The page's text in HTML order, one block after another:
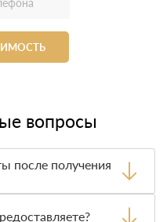
вопросы
после получения
При этом, если